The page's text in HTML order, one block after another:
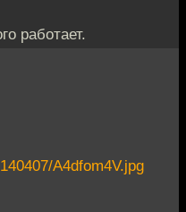
работает.
A4dfom4V.jpg